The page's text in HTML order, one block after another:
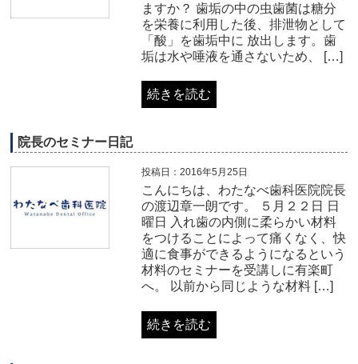
ますか？ 歯垢の中の虫歯菌は糖分
を栄養に利用した後、排泄物として
「酸」を歯垢中に 放出します。歯
垢は水や唾液を通さないため、 […]
続きを読む
院長のセミナー日記
投稿日：2016年5月25日
こんにちは、わたなべ歯科医院院長
の渡辺章一朗です。 ５月２２日 日
曜日 入れ歯の内側に柔らかい材料
をつけることによって痛くなく、快
適に食事ができるようになるという
材料のセミナーを受講しに有楽町
へ。 以前から同じような材料 […]
続きを読む